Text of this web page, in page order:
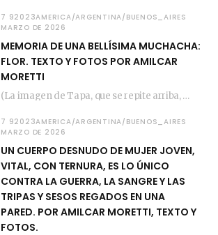
7 92023AMERICA/ARGENTINA/BUENOS_AIRES
MARZO DE 2026
MEMORIA DE UNA BELLÍSIMA MUCHACHA:
FLOR. TEXTO Y FOTOS POR AMILCAR
MORETTI
(La imagen de Tapa, que se repite arriba, fue compuesta por Amilcar Moretti el viernes…
7 92023AMERICA/ARGENTINA/BUENOS_AIRES
MARZO DE 2026
UN CUERPO DESNUDO DE MUJER JOVEN,
VITAL, CON TERNURA, ES LO ÚNICO
CONTRA LA GUERRA, LA SANGRE Y LAS
TRIPAS Y SESOS REGADOS EN UNA
PARED. POR AMILCAR MORETTI, TEXTO Y
FOTOS.